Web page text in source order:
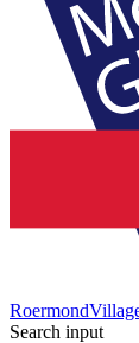
Roermond
Search input